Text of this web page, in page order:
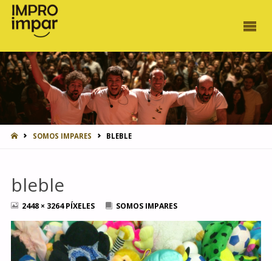
INICIOSOMOS IMPARES BLEBLE
bleble
TAMAÑO
2448 × 3264PÍXELES SOMOS IMPARES